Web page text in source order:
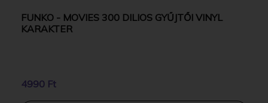
FUNKO - MOVIES 300 DILIOS GYŰJTŐI VINYL
KARAKTER
4990 Ft